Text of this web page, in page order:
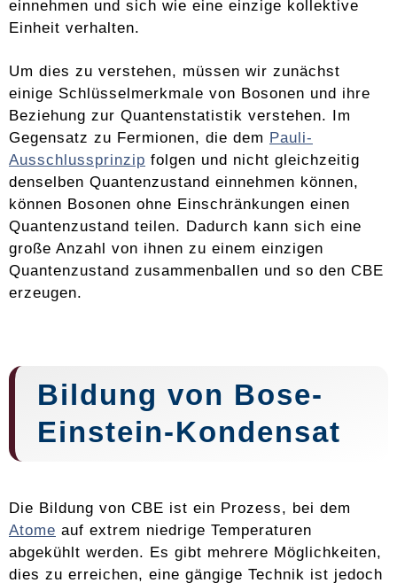
einnehmen und sich wie eine einzige kollektive
Einheit verhalten.
Um dies zu verstehen, müssen wir zunächst
einige Schlüsselmerkmale von Bosonen und ihre
Beziehung zur Quantenstatistik verstehen. Im
Gegensatz zu Fermionen, die dem Pauli-
Ausschlussprinzip folgen und nicht gleichzeitig
denselben Quantenzustand einnehmen können,
können Bosonen ohne Einschränkungen einen
Quantenzustand teilen. Dadurch kann sich eine
große Anzahl von ihnen zu einem einzigen
Quantenzustand zusammenballen und so den CBE
erzeugen.
Bildung von Bose-
Einstein-Kondensat
Die Bildung von CBE ist ein Prozess, bei dem
Atome auf extrem niedrige Temperaturen
abgekühlt werden. Es gibt mehrere Möglichkeiten,
dies zu erreichen, eine gängige Technik ist jedoch